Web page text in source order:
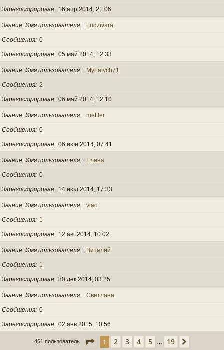
Зарегистрирован 16 апр 2014, 21:06
Звание, Имя пользователя Fudzivara
Сообщения 0
Зарегистрирован 05 май 2014, 12:33
Звание, Имя пользователя Myhalych71
Сообщения 2
Зарегистрирован 06 май 2014, 12:10
Звание, Имя пользователя mettler
Сообщения 0
Зарегистрирован 06 июн 2014, 07:41
Звание, Имя пользователя Елена
Сообщения 0
Зарегистрирован 14 июл 2014, 17:33
Звание, Имя пользователя vlad
Сообщения 1
Зарегистрирован 12 авг 2014, 10:02
Звание, Имя пользователя Виталий
Сообщения 1
Зарегистрирован 30 дек 2014, 03:25
Звание, Имя пользователя Светлана
Сообщения 0
Зарегистрирован 02 янв 2015, 10:56
461 пользователь Страница из 19
1 2 3 4 5 19